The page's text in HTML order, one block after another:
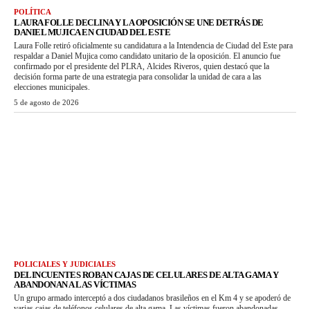
POLÍTICA
LAURA FOLLE DECLINA Y LA OPOSICIÓN SE UNE DETRÁS DE
DANIEL MUJICA EN CIUDAD DEL ESTE
Laura Folle retiró oficialmente su candidatura a la Intendencia de Ciudad del Este para
respaldar a Daniel Mujica como candidato unitario de la oposición. El anuncio fue
confirmado por el presidente del PLRA, Alcides Riveros, quien destacó que la
decisión forma parte de una estrategia para consolidar la unidad de cara a las
elecciones municipales.
5 de agosto de 2026
POLICIALES Y JUDICIALES
DELINCUENTES ROBAN CAJAS DE CELULARES DE ALTA GAMA Y
ABANDONAN A LAS VÍCTIMAS
Un grupo armado interceptó a dos ciudadanos brasileños en el Km 4 y se apoderó de